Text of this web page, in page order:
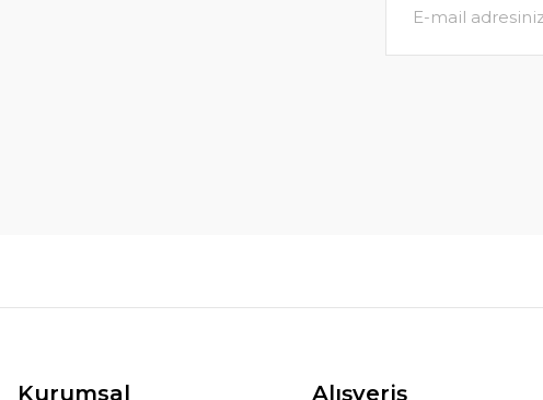
Kurumsal Alışveriş